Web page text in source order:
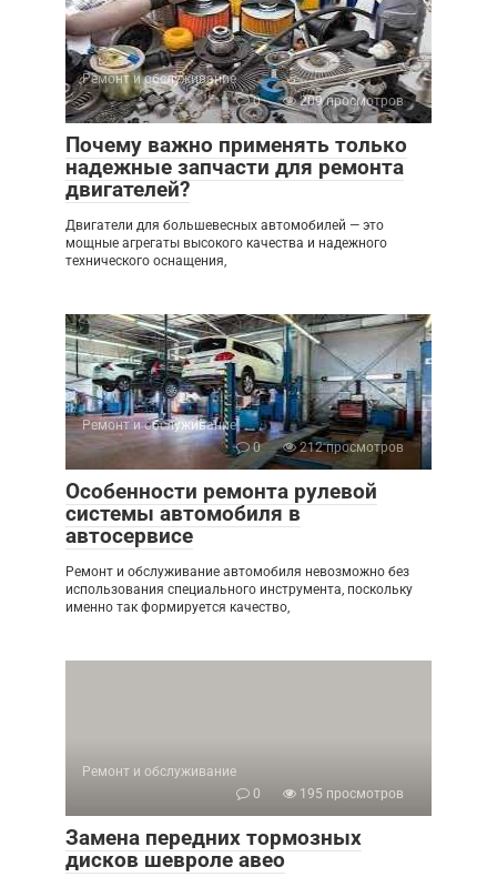
Ремонт и обслуживание
0
209 просмотров
Почему важно применять только
надежные запчасти для ремонта
двигателей?
Двигатели для большевесных автомобилей — это
мощные агрегаты высокого качества и надежного
технического оснащения,
Ремонт и обслуживание
0
212 просмотров
Особенности ремонта рулевой
системы автомобиля в
автосервисе
Ремонт и обслуживание автомобиля невозможно без
использования специального инструмента, поскольку
именно так формируется качество,
Ремонт и обслуживание
0
195 просмотров
Замена передних тормозных
дисков шевроле авео